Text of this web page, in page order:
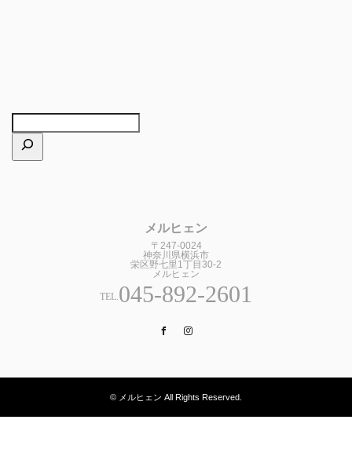
メルヒェン
〒247-0024
神奈川県横浜市
栄区野七里1丁目30-2
メルヒェン
TEL.045-892-2601
Facebook
© メルヒェン All Rights Reserved.